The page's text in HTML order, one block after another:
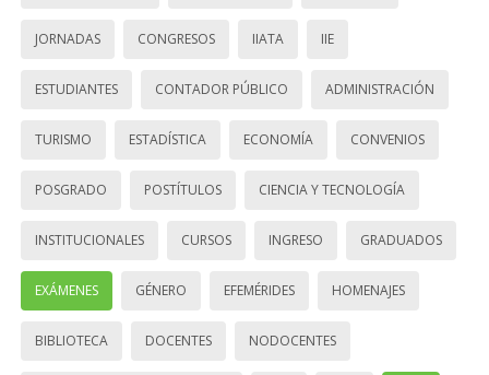
JORNADAS CONGRESOS IIATA IIE
ESTUDIANTES CONTADOR PÚBLICO ADMINISTRACIÓN
TURISMO ESTADÍSTICA ECONOMÍA CONVENIOS
POSGRADO POSTÍTULOS CIENCIA Y TECNOLOGÍA
INSTITUCIONALES CURSOS INGRESO GRADUADOS
EXÁMENES GÉNERO EFEMÉRIDES HOMENAJES
BIBLIOTECA DOCENTES NODOCENTES